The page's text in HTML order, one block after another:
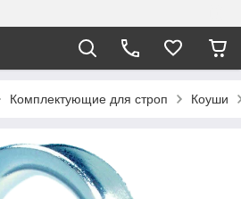
Комплектующие для строп Коуши